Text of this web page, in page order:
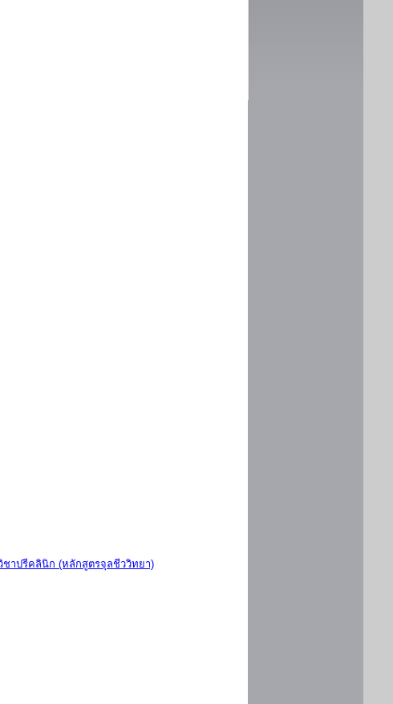
ชาปรีคลินิก (หลักสูตรจุลชีววิทยา)